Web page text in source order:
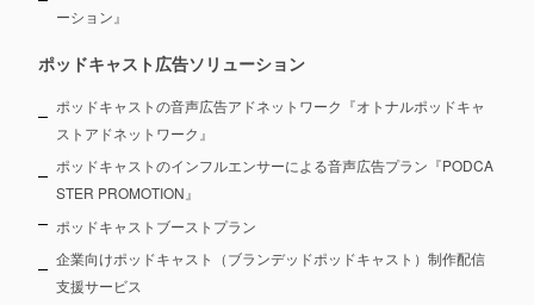
ーション』
ポッドキャスト広告ソリューション
ポッドキャストの音声広告アドネットワーク『オトナルポッドキャ
ストアドネットワーク』
ポッドキャストのインフルエンサーによる音声広告プラン『PODCA
STER PROMOTION』
ポッドキャストブーストプラン
企業向けポッドキャスト（ブランデッドポッドキャスト）制作配信
支援サービス